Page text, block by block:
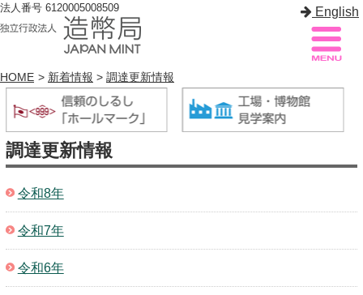
法人番号 6120005008509 English
造幣局案内 サイトマップ
トップページ
造幣局について
造幣事業を知る
貨幣を知る
HOME > 新着情報 > 調達更新情報
調達更新情報
令和8年
令和7年
令和6年